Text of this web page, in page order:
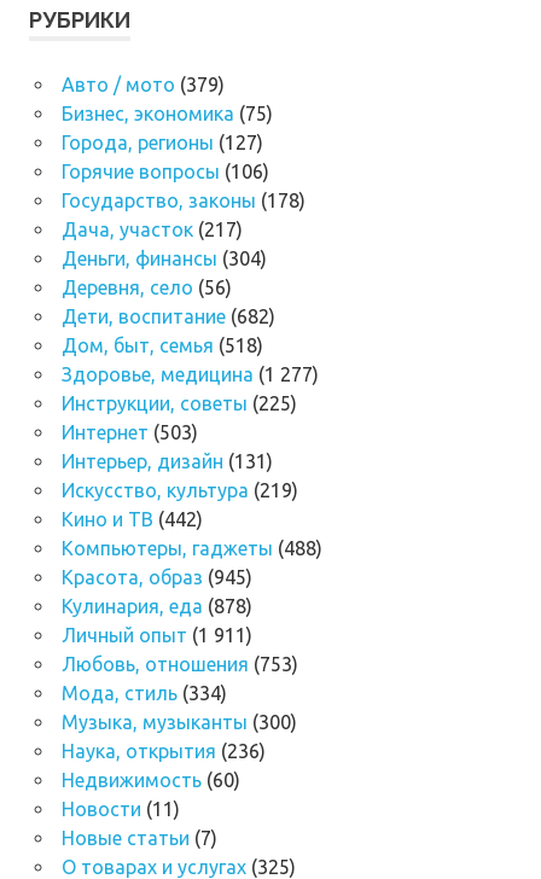
РУБРИКИ
Авто / мото (379)
Бизнес, экономика (75)
Города, регионы (127)
Горячие вопросы (106)
Государство, законы (178)
Дача, участок(217)
Деньги, финансы (304)
Деревня, село (56)
Дети, воспитание(682)
Дом, быт, семья (518)
Здоровье, медицина (1 277)
Инструкции, советы (225)
Интернет (503)
Интерьер, дизайн (131)
Искусство, культура (219)
Кино и ТВ (442)
Компьютеры, гаджеты (488)
Красота, образ (945)
Кулинария, еда (878)
Личный опыт (1 911)
Любовь, отношения (753)
Мода, стиль(334)
Музыка, музыканты (300)
Наука, открытия (236)
Недвижимость(60)
Новости (11)
Новые статьи (7)
О товарах и услугах(325)